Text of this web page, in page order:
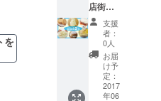
を
店街内
の飲食
店の引
換チ
ケット
(ソフト
クリー
ム、サ
ンド
支援
者：
0人
お届
け予
定：
2017
年06